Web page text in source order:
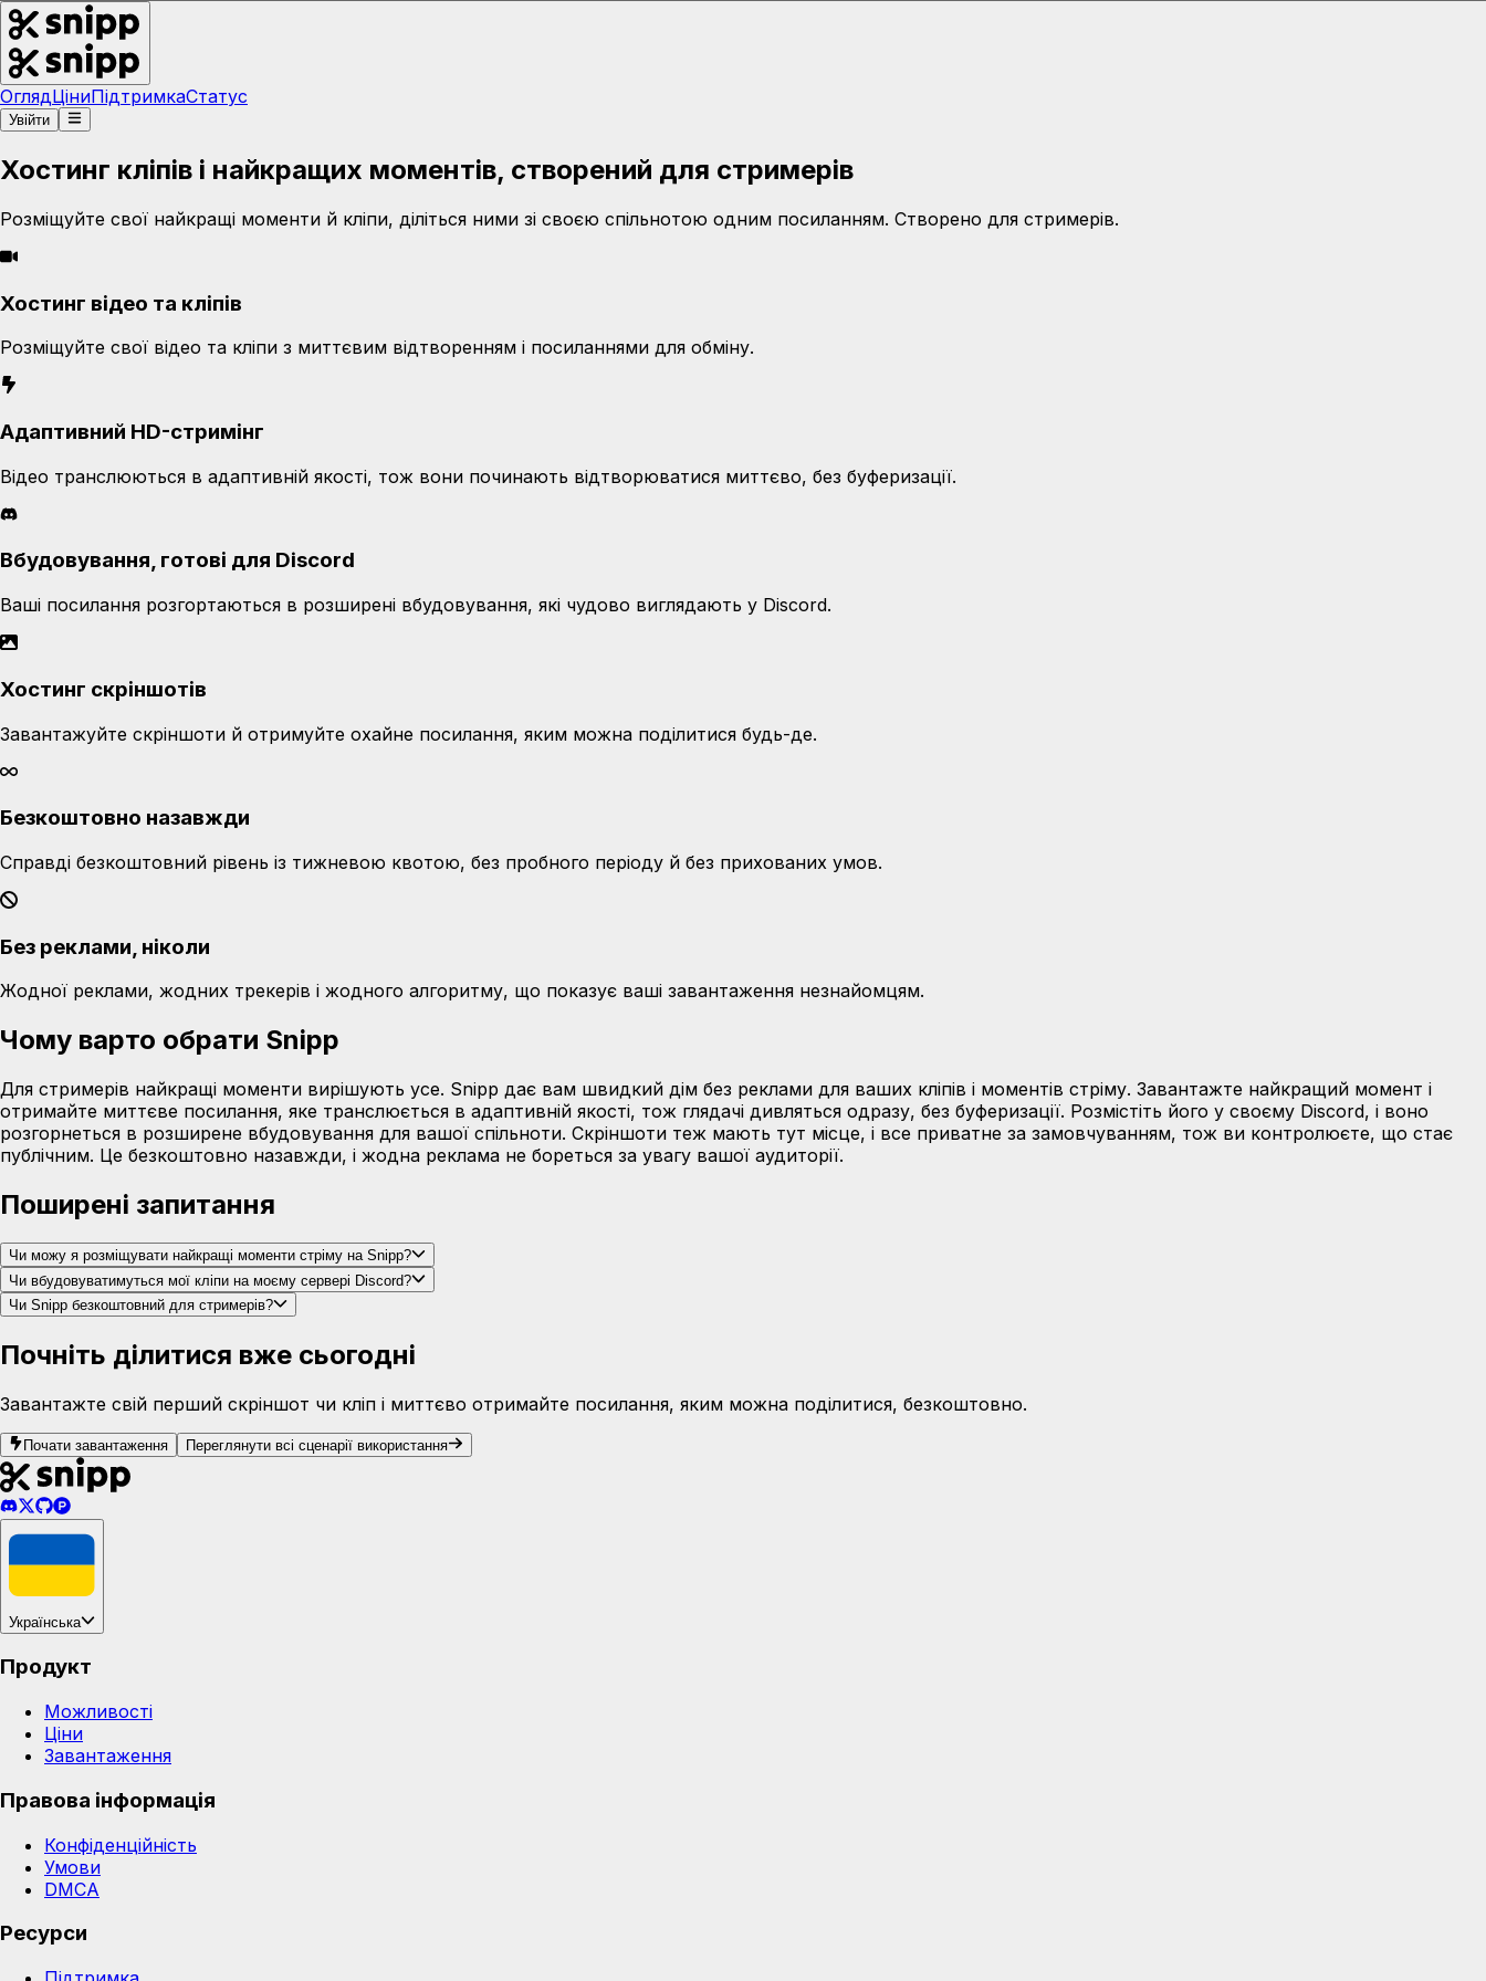
ОглядЦіниПідтримкаСтатус
Увійти
Хостинг кліпів і найкращих моментів, створений для стримерів
Розміщуйте свої найкращі моменти й кліпи, діліться ними зі своєю спільнотою одним посиланням. Створено для стримерів.
Хостинг відео та кліпів
Розміщуйте свої відео та кліпи з миттєвим відтворенням і посиланнями для обміну.
Адаптивний HD-стримінг
Відео транслюються в адаптивній якості, тож вони починають відтворюватися миттєво, без буферизації.
Вбудовування, готові для Discord
Ваші посилання розгортаються в розширені вбудовування, які чудово виглядають у Discord.
Хостинг скріншотів
Завантажуйте скріншоти й отримуйте охайне посилання, яким можна поділитися будь-де.
Безкоштовно назавжди
Справді безкоштовний рівень із тижневою квотою, без пробного періоду й без прихованих умов.
Без реклами, ніколи
Жодної реклами, жодних трекерів і жодного алгоритму, що показує ваші завантаження незнайомцям.
Чому варто обрати Snipp
Для стримерів найкращі моменти вирішують усе. Snipp дає вам швидкий дім без реклами для ваших кліпів і моментів стріму. Завантажте найкращий момент і
отримайте миттєве посилання, яке транслюється в адаптивній якості, тож глядачі дивляться одразу, без буферизації. Розмістіть його у своєму Discord, і воно
розгорнеться в розширене вбудовування для вашої спільноти. Скріншоти теж мають тут місце, і все приватне за замовчуванням, тож ви контролюєте, що стає
публічним. Це безкоштовно назавжди, і жодна реклама не бореться за увагу вашої аудиторії.
Поширені запитання
Чи можу я розміщувати найкращі моменти стріму на Snipp?
Чи вбудовуватимуться мої кліпи на моєму сервері Discord?
Чи Snipp безкоштовний для стримерів?
Почніть ділитися вже сьогодні
Завантажте свій перший скріншот чи кліп і миттєво отримайте посилання, яким можна поділитися, безкоштовно.
Почати завантаження Переглянути всі сценарії використання
Українська
Продукт
Можливості
Ціни
Завантаження
Правова інформація
Конфіденційність
Умови
DMCA
Ресурси